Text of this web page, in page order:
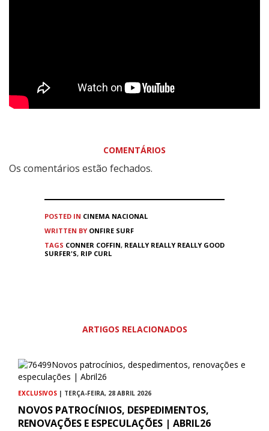
COMENTÁRIOS
Os comentários estão fechados.
POSTED IN CINEMA NACIONAL
WRITTEN BY ONFIRE SURF
TAGS CONNER COFFIN, REALLY REALLY REALLY GOOD
SURFER'S, RIP CURL
ARTIGOS RELACIONADOS
EXCLUSIVOS | TERÇA-FEIRA, 28 ABRIL 2026
NOVOS PATROCÍNIOS, DESPEDIMENTOS,
RENOVAÇÕES E ESPECULAÇÕES | ABRIL26